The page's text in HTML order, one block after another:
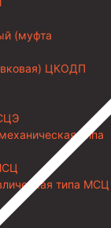
(муфта
ЦКОДП
типа
типа МСЦ